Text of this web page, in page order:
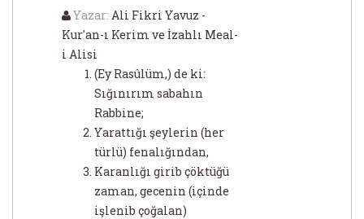
Yazar: Ali Fikri Yavuz -
Kur'an-ı Kerim ve İzahlı Meal-
i Alisi
(Ey Rasûlüm,) de ki:
Sığınırım sabahın
Rabbine;
Yarattığı şeylerin (her
türlü) fenalığından,
Karanlığı girib çöktüğü
zaman, gecenin (içinde
işlenib çoğalan)